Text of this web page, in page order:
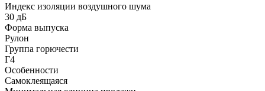
Индекс изоляции воздушного шума
30 дБ
Форма выпуска
Рулон
Группа горючести
Г4
Особенности
Самоклеящаяся